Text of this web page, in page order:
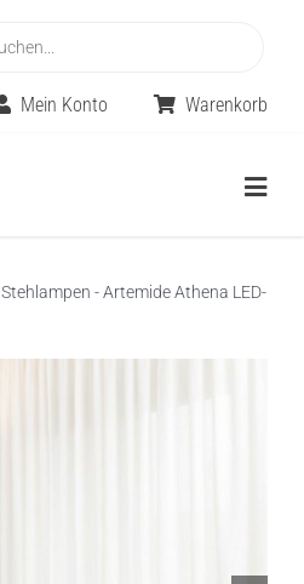
Mein Konto Warenkorb
Stehlampen -Artemide Athena LED-